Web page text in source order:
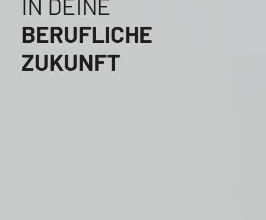
BERUFLICHE
ZUKUNFT